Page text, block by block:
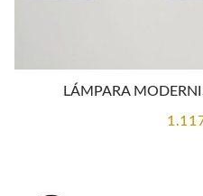
LÁMPARA